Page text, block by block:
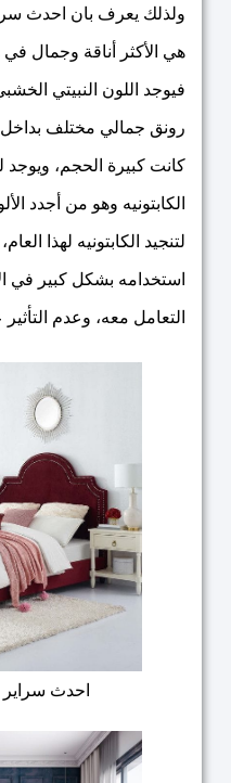
ولذلك يعرف بان احدث
هي الأكثر أناقة وجمال في
فيوجد اللون النبيتي
رونق جمالي مختلف
كانت كبيرة الحجم، ويوجد
الكابتونيه وهو من أجدد
لتنجيد الكابتونيه لهذا
استخدامه بشكل كبير في
التعامل معه، وعدم التأثير
احدث سراير